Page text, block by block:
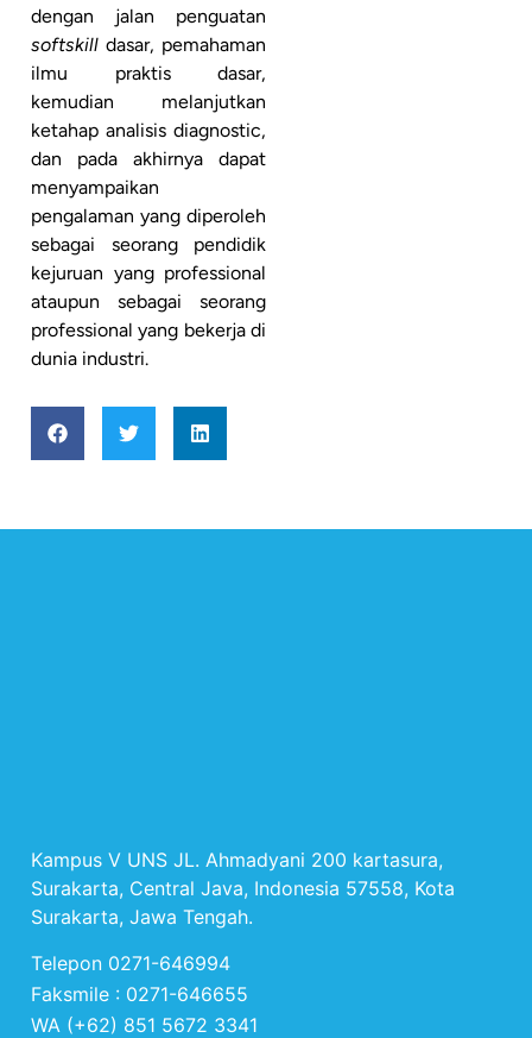
dengan jalan penguatan
softskill dasar, pemahaman
ilmu praktis dasar,
kemudian melanjutkan
ketahap analisis diagnostic,
dan pada akhirnya dapat
menyampaikan
pengalaman yang diperoleh
sebagai seorang pendidik
kejuruan yang professional
ataupun sebagai seorang
professional yang bekerja di
dunia industri.
Kampus V UNS JL. Ahmadyani 200 kartasura,
Surakarta, Central Java, Indonesia 57558, Kota
Surakarta, Jawa Tengah.
Telepon 0271-646994
Faksmile : 0271-646655
WA (+62) 851 5672 3341